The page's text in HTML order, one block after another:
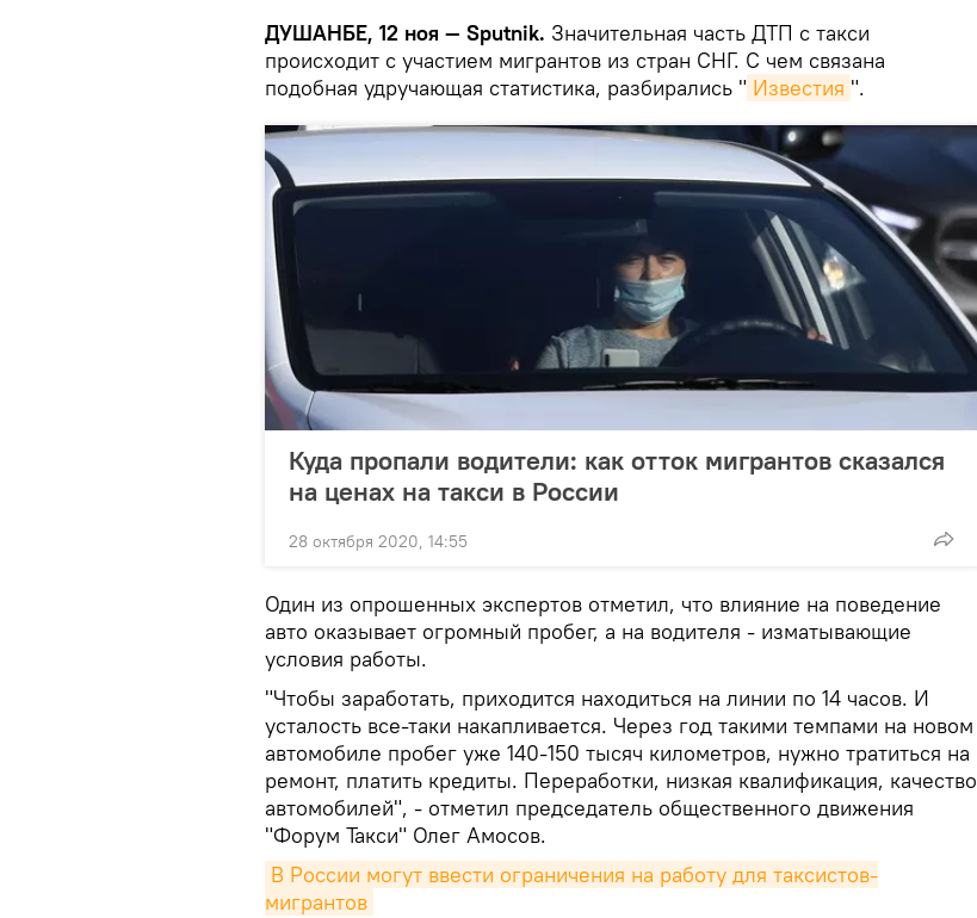
ДУШАНБЕ, 12 ноя — Sputnik. Значительная часть ДТП с такси
происходит с участием мигрантов из стран СНГ. С чем связана
подобная удручающая статистика, разбирались " Известия ".
Куда пропали водители: как отток мигрантов сказался
на ценах на такси в России
28 октября 2020, 14:55
Один из опрошенных экспертов отметил, что влияние на поведение
авто оказывает огромный пробег, а на водителя - изматывающие
условия работы.
"Чтобы заработать, приходится находиться на линии по 14 часов. И
усталость все-таки накапливается. Через год такими темпами на новом
автомобиле пробег уже 140-150 тысяч километров, нужно тратиться на
ремонт, платить кредиты. Переработки, низкая квалификация, качество
автомобилей", - отметил председатель общественного движения
"Форум Такси" Олег Амосов.
В России могут ввести ограничения на работу для таксистов-
мигрантов